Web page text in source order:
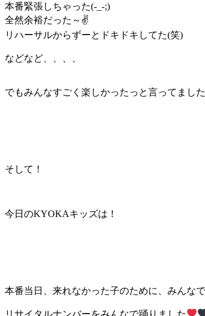
本番緊張しちゃった(-_-;)
全然余裕だった～✌
リハーサルからずーとドキドキしてた(笑)
などなど、、、、
でもみんなすごく楽しかったっと言ってました
そして！
今日のKYOKAキッズは！
本番当日、来れなかった子のために、みんな
リサイタルナンバーをみんなで踊りました